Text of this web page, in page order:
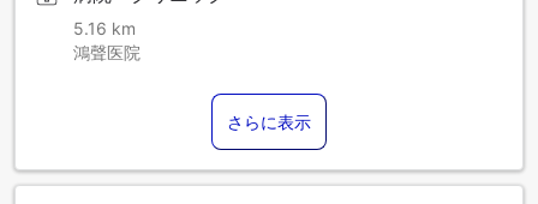
5.16 km
鴻聲医院
さらに表示